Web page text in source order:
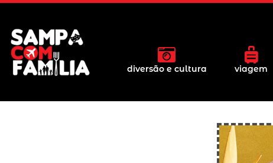
diversão e cultura viagem